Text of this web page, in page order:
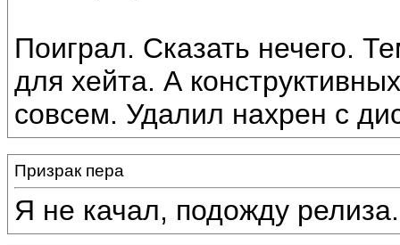
Поиграл. Сказать нечего.
для хейта. А
совсем. Удалил нахрен с
Призрак пера
Я не качал, подожду релиза.